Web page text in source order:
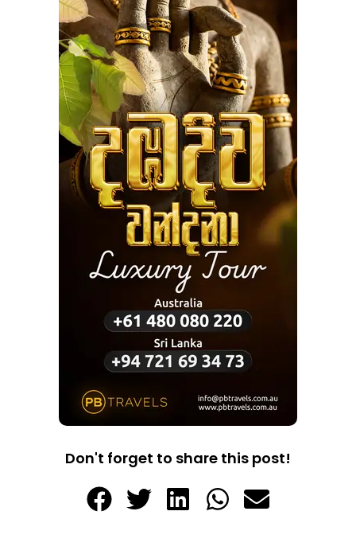
Don't forget to share this post!